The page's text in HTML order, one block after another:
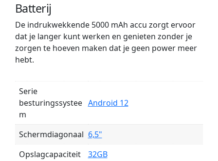
Batterij
De indrukwekkende 5000 mAh accu zorgt ervoor
dat je langer kunt werken en genieten zonder je
zorgen te hoeven maken dat je geen power meer
hebt.
Serie
besturingssystee
m
Android 12
Schermdiagonaal 6,5"
Opslagcapaciteit
32GB